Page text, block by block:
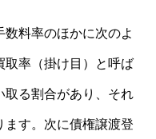
料率のほかに次のよ
取率（掛け目）と呼ば
取る割合があり、それ
ます。次に債権譲渡登